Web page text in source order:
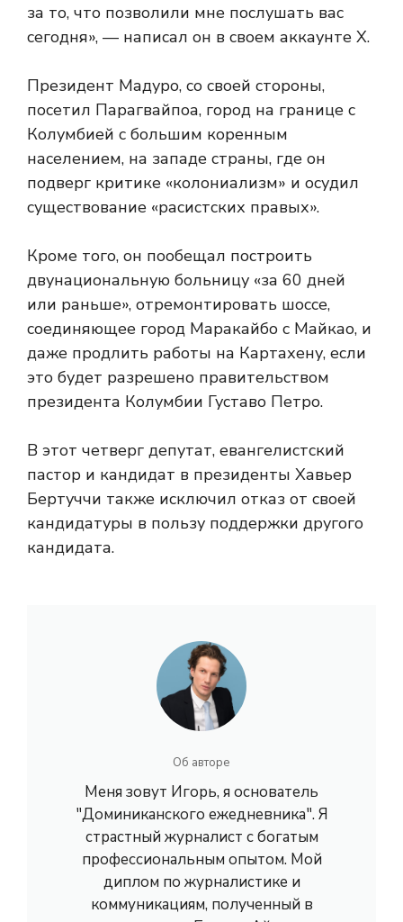
за ​​то, что позволили мне послушать вас
сегодня», — написал он в своем аккаунте X.
Президент Мадуро, со своей стороны,
посетил Парагвайпоа, город на границе с
Колумбией с большим коренным
населением, на западе страны, где он
подверг критике «колониализм» и осудил
существование «расистских правых».
Кроме того, он пообещал построить
двунациональную больницу «за 60 дней
или раньше», отремонтировать шоссе,
соединяющее город Маракайбо с Майкао, и
даже продлить работы на Картахену, если
это будет разрешено правительством
президента Колумбии Густаво Петро.
В этот четверг депутат, евангелистский
пастор и кандидат в президенты Хавьер
Бертуччи также исключил отказ от своей
кандидатуры в пользу поддержки другого
кандидата.
Об авторе
Меня зовут Игорь, я основатель
"Доминиканского ежедневника". Я
страстный журналист с богатым
профессиональным опытом. Мой
диплом по журналистике и
коммуникациям, полученный в